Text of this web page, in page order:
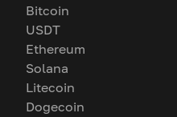
Bitcoin
USDT
Ethereum
Solana
Litecoin
Dogecoin